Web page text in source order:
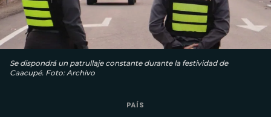
Se dispondrá un patrullaje constante durante la festividad de
Caacupé. Foto: Archivo
PAÍS